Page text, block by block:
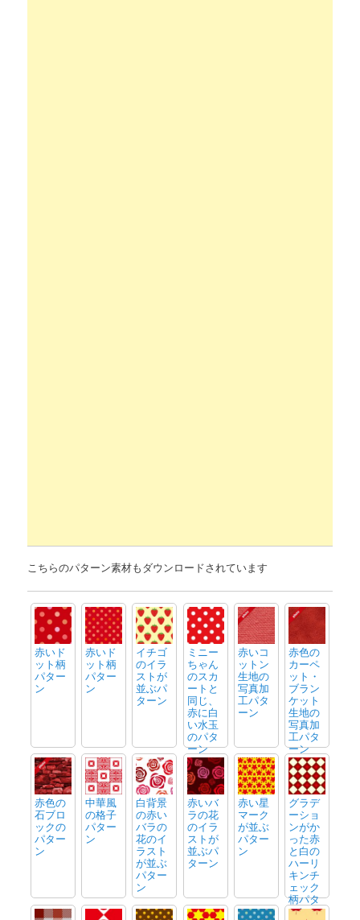
こちらのパターン素材もダウンロードされています
赤いド
ット柄
パター
ン
赤いド
ット柄
パター
ン
イチゴ
のイラ
ストが
並ぶパ
ターン
ミニー
ちゃん
のスカ
ートと
同じ、
赤に白
い水玉
のパタ
ーン
赤いコ
ットン
生地の
写真加
工パタ
ーン
赤色の
カーペ
ット・
ブラン
ケット
生地の
写真加
工パタ
ーン
赤色の
石ブロ
ックの
パター
ン
中華風
の格子
パター
ン
白背景
の赤い
バラの
花のイ
ラスト
が並ぶ
パター
ン
赤いバ
ラの花
のイラ
ストが
並ぶパ
ターン
赤い星
マーク
が並ぶ
パター
ン
グラデ
ーショ
ンがか
った赤
と白の
ハーリ
キンチ
ェック
柄パタ
ーン